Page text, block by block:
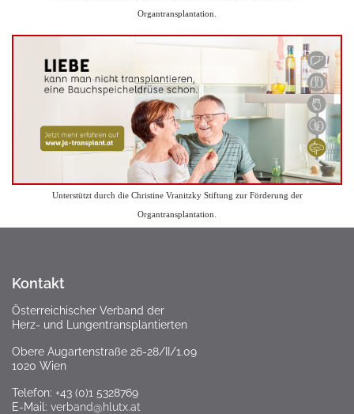
Organtransplantation.
Unterstützt durch die Christine Vranitzky Stiftung zur Förderung der
Organtransplantation.
Kontakt
Österreichischer Verband der
Herz- und Lungentransplantierten
Obere Augartenstraße 26-28/II/1.09
1020 Wien
Telefon: +43 (0)1 5328769
E-Mail: verband@hlutx.at